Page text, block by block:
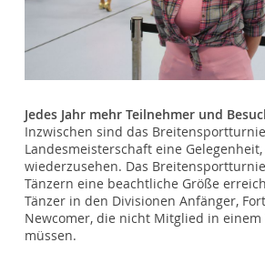
Jedes Jahr mehr Teilnehmer und
Inzwischen sind das
Landesmeisterschaft eine
wiederzusehen. Das
Tänzern eine beachtliche Größe
Tänzer in den Divisionen Anfänger,
Newcomer, die nicht Mitglied in einem
müssen.